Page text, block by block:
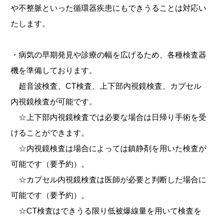
や不整脈といった循環器疾患にもできうることは対応い
たします。
・病気の早期発見や診療の幅を広げるため、各種検査器
機を準備しております。
超音波検査、CT検査、上下部内視鏡検査、カプセル
内視鏡検査が可能です。
☆上下部内視鏡検査では必要な場合は日帰り手術を受
けることができます。
☆内視鏡検査は場合によっては鎮静剤を用いた検査が
可能です（要予約）。
☆カプセル内視鏡検査は医師が必要と判断した場合に
可能です（要予約）。
☆CT検査はできうる限り低被爆線量を用いて検査を